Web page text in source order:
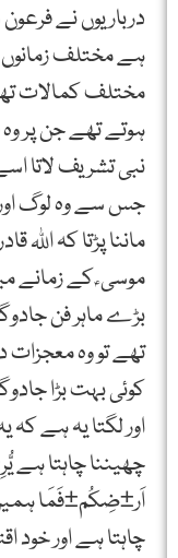
درباریوں نے
ہے مختلف
مختلف کمالات
ہوتے تھے جن پر
نبی تشریف لاتا
جس سے وہ لوگ اور
ماننا پڑتا کہ اﷲ
موسی ؑ کے زمانے
بڑے ماہر فن
تھے تو وہ معجزات
کوئی بہت بڑا
اور لگتا یہ ہے
چھیننا چاہتا
اَر±ضِکُم±فَمَا
چاہتا ہے اور خود